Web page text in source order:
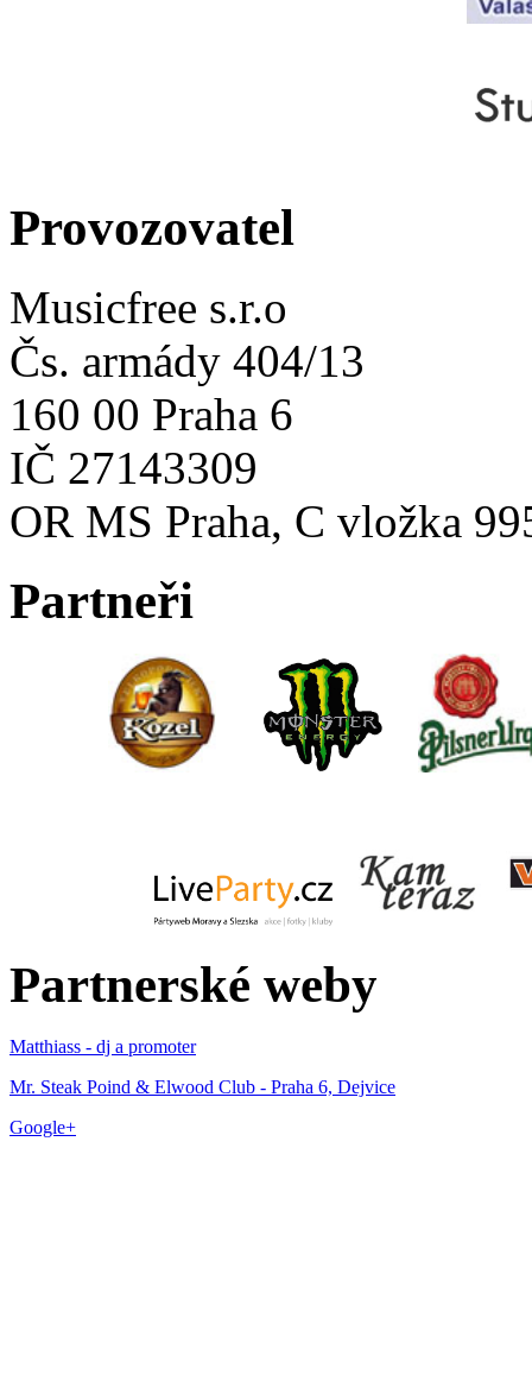
Provozovatel
Musicfree s.r.o
Čs. armády 404/13
160 00 Praha 6
IČ 27143309
OR MS Praha, C vložka
Partneři
Partnerské weby
Matthiass - dj a promoter
Mr. Steak Poind & Elwood Club - Praha 6, Dejvice
Google+